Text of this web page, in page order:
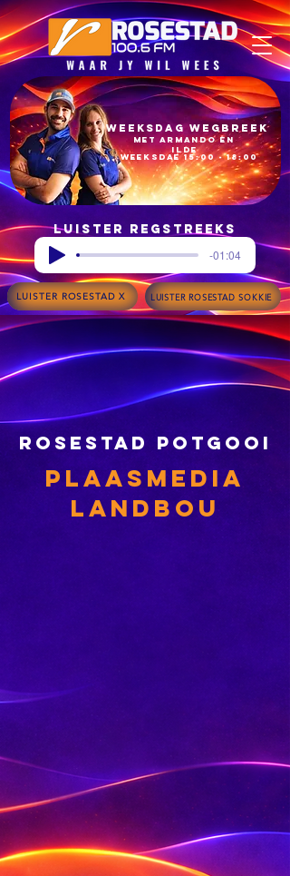
Weeksdae 15:00 - 18:00​
met armando en
ilde​
Weeksdag Wegbreek
Luister regstreeks
-01:04
LUISTER ROSESTAD X LUISTER ROSESTAD SOKKIE
rosestad potgooI
PLAASMEDIA
LANDBOU